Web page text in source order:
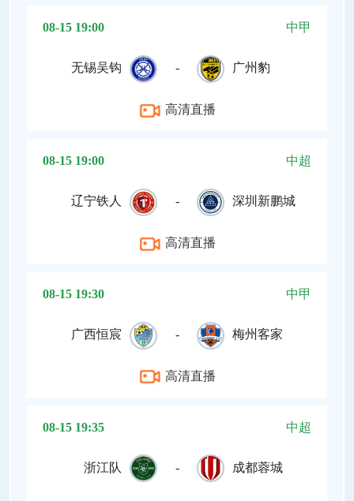
08-15 19:00 中甲
无锡吴钩 - 广州豹
高清直播
08-15 19:00 中超
辽宁铁人 - 深圳新鹏城
高清直播
08-15 19:30 中甲
广西恒宸 - 梅州客家
高清直播
08-15 19:35 中超
浙江队 - 成都蓉城